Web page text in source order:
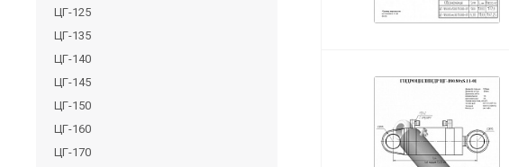
ЦГ-125
ЦГ-135
ЦГ-140
ЦГ-145
ЦГ-150
ЦГ-160
ЦГ-170